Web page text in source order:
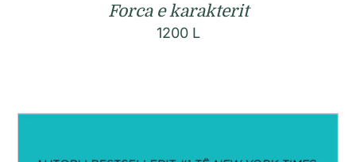
Forca e karakterit
1200 L